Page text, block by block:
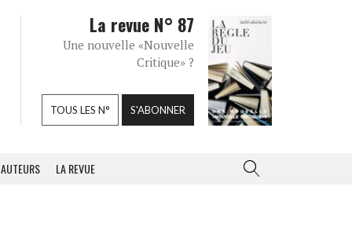
La revue N° 87
Une nouvelle «Nouvelle
Critique» ?
TOUS LES N° S'ABONNER
AUTEURS LA REVUE